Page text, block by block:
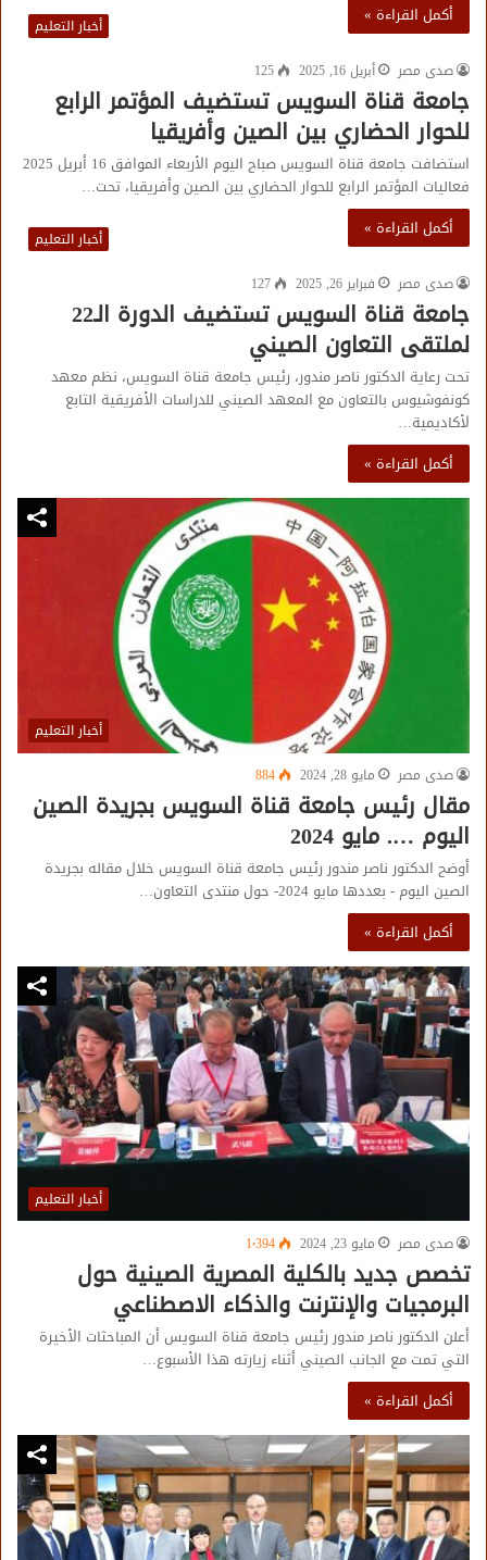
أكمل القراءة »
أخبار التعليم
صدى مصر
أبريل 16, 2025 125
جامعة قناة السويس تستضيف المؤتمر الرابع
للحوار الحضاري بين الصين وأفريقيا
استضافت جامعة قناة السويس صباح اليوم الأربعاء الموافق 16 أبريل 2025
فعاليات المؤتمر الرابع للحوار الحضاري بين الصين وأفريقيا، تحت…
أكمل القراءة »
أخبار التعليم
صدى مصر
فبراير 26, 2025 127
جامعة قناة السويس تستضيف الدورة الـ22
لملتقى التعاون الصيني
تحت رعاية الدكتور ناصر مندور، رئيس جامعة قناة السويس، نظم معهد
كونفوشيوس بالتعاون مع المعهد الصيني للدراسات الأفريقية التابع
لأكاديمية…
أكمل القراءة »
أخبار التعليم
صدى مصر
مايو 28, 2024 884
مقال رئيس جامعة قناة السويس بجريدة الصين
اليوم …. مايو 2024
أوضح الدكتور ناصر مندور رئيس جامعة قناة السويس خلال مقاله بجريدة
الصين اليوم - بعددها مايو 2024- حول منتدى التعاون…
أكمل القراءة »
أخبار التعليم
صدى مصر
مايو 23, 2024 1٬394
تخصص جديد بالكلية المصرية الصينية حول
البرمجيات والإنترنت والذكاء الاصطناعي
أعلن الدكتور ناصر مندور رئيس جامعة قناة السويس أن المباحثات الأخيرة
التي تمت مع الجانب الصيني أثناء زيارته هذا الأسبوع…
أكمل القراءة »